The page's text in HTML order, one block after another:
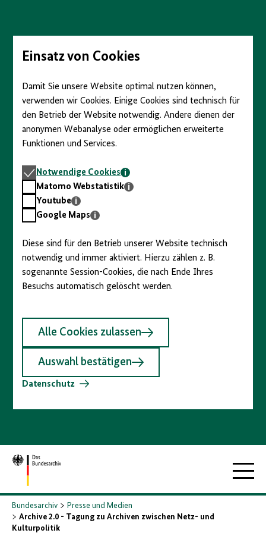
Seiteninhalt
springenEinsatz von Cookies
Damit Sie unsere Website optimal nutzen können,
verwenden wir Cookies. Einige Cookies sind technisch für
den Betrieb der Website notwendig. Andere dienen der
anonymen Webanalyse oder ermöglichen erweiterte
Funktionen und Services.
Notwendige
Cookies
Notwendige Cookies
Matomo
Webstatistik
Matomo Webstatistik
Youtube
Youtube
GoogleGoogle Maps
Diese sind für den Betrieb unserer Website technisch
notwendig und immer aktiviert. Hierzu zählen z. B.
sogenannte Session-Cookies, die nach Ende Ihres
Besuchs automatisch gelöscht werden.
Alle Cookies zulassen
Auswahl bestätigen
Datenschutz
Zur
Startseite
Bundesarchiv
Presse und Medien
Archive 2.0 - Tagung zu Archiven zwischen Netz- und
Kulturpolitik